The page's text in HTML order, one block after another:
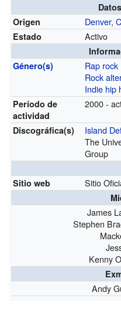
Origen
Denver,
Estado Activo
Género(s)
Rap rock
Rock
Indie hip
Período de
actividad
2000 -
Discográfica(s)
Island
The
Group
Sitio web
Sitio
James
Stephen
Kenny
Andy